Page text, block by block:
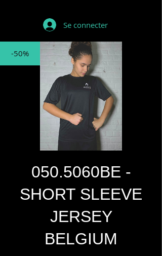
Se connecter
-50%
050.5060BE -
SHORT SLEEVE
JERSEY
BELGIUM